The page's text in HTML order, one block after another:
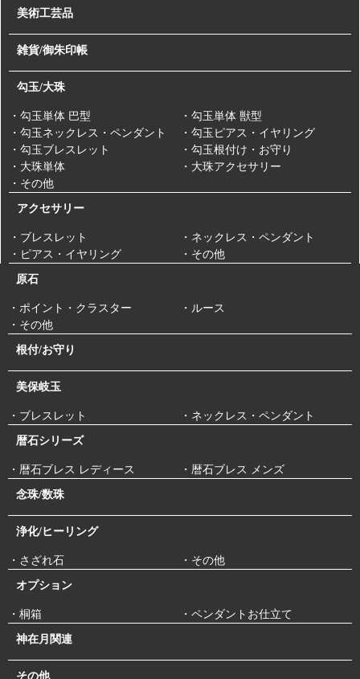
美術工芸品
雑貨/御朱印帳
勾玉/大珠
・勾玉単体 巴型
・勾玉単体 獣型
・勾玉ネックレス・ペンダント
・勾玉ピアス・イヤリング
・勾玉ブレスレット
・勾玉根付け・お守り
・大珠単体
・大珠アクセサリー
・その他
アクセサリー
・ブレスレット
・ネックレス・ペンダント
・ピアス・イヤリング
・その他
原石
・ポイント・クラスター
・ルース
・その他
根付/お守り
美保岐玉
・ブレスレット ・ネックレス・ペンダント
暦石シリーズ
・暦石ブレス レディース ・暦石ブレス メンズ
念珠/数珠
浄化/ヒーリング
・さざれ石 ・その他
オプション
・桐箱 ・ペンダントお仕立て
神在月関連
その他